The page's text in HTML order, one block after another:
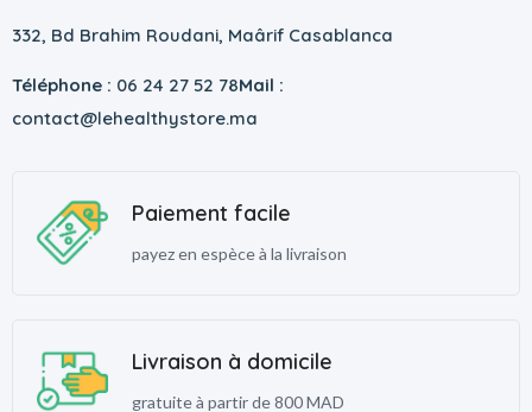
332, Bd Brahim Roudani, Maârif Casablanca
Téléphone : 06 24 27 52 78Mail :
contact@lehealthystore.ma
Paiement facile
payez en espèce à la livraison
Livraison à domicile
gratuite à partir de 800 MAD